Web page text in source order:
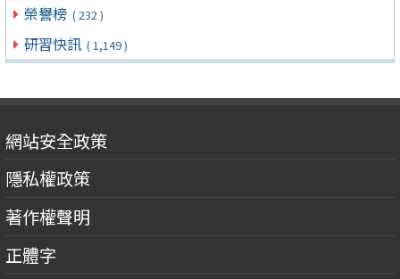
榮譽榜 ( 232 )
研習快訊 ( 1,149 )
網站安全政策
隱私權政策
著作權聲明
正體字